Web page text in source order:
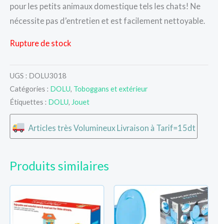
pour les petits animaux domestique tels les chats! Ne
nécessite pas d’entretien et est facilement nettoyable.
Rupture de stock
UGS : DOLU3018
Catégories : DOLU Toboggans et extérieur
Étiquettes : DOLU Jouet
Articles très Volumineux Livraison à Tarif=15dt
Produits similaires